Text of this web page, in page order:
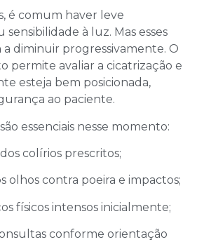
é comum haver leve
à luz. Mas esses
diminuir progressivamente. O
permite avaliar a cicatrização e
esteja bem posicionada,
ao paciente.
essenciais nesse momento:
colírios prescritos;
olhos contra poeira e impactos;
físicos intensos inicialmente;
conforme orientação